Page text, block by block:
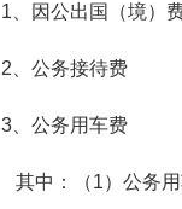
1、因公出
2、公务
3、公务
其中：（1）公